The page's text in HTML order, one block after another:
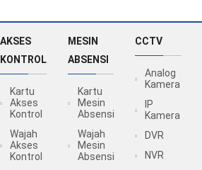
AKSES
KONTROL
Kartu
Akses
Kontrol
Wajah
Akses
Kontrol
MESIN
ABSENSI
Kartu
Mesin
Absensi
Wajah
Mesin
Absensi
CCTV
Analog
Kamera
IP
Kamera
DVR
NVR